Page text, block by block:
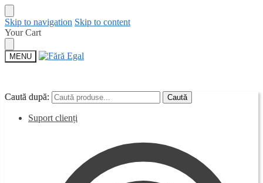
Skip to navigation Skip to content
Your Cart
MENU
Caută după: Caută
Suport clienți
Caută după: Caută